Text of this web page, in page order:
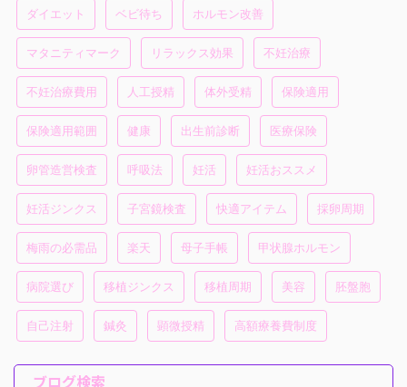
ダイエット ベビ待ち ホルモン改善
マタニティマーク リラックス効果 不妊治療
不妊治療費用 人工授精 体外受精 保険適用
保険適用範囲 健康 出生前診断 医療保険
卵管造営検査 呼吸法 妊活 妊活おススメ
妊活ジンクス 子宮鏡検査 快適アイテム 採卵周期
梅雨の必需品 楽天 母子手帳 甲状腺ホルモン
病院選び 移植ジンクス 移植周期 美容 胚盤胞
自己注射 鍼灸 顕微授精 高額療養費制度
ブログ検索